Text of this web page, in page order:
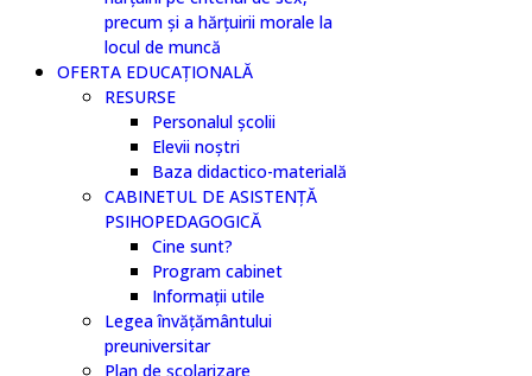
precum și a hărțuirii morale la
locul de muncă
OFERTA EDUCAȚIONALĂ
RESURSE
Personalul școlii
Elevii noștri
Baza didactico-materială
CABINETUL DE ASISTENȚĂ
PSIHOPEDAGOGICĂ
Cine sunt?
Program cabinet
Informații utile
Legea învățământului
preuniversitar
Plan de școlarizare